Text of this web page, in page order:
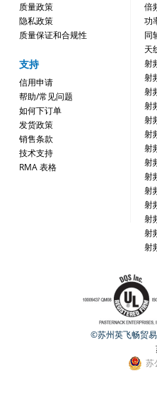
质量政策
隐私政策
质量保证和合规性
支持
信用申请
帮助/常见问题
如何下订单
发货政策
销售条款
技术支持
RMA 表格
倍
功
同
天
射
射
射
射
射
射
射
射
射
射
射
射
射
射
©苏州英飞畅贸
苏